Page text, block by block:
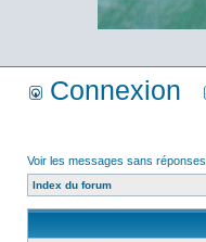
Connexion
Voir les messages sans réponses
Index du forum